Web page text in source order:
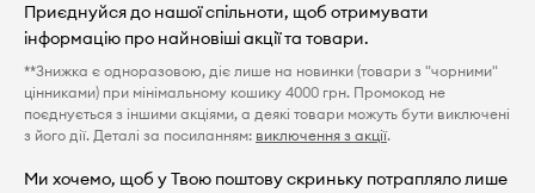
Приєднуйся до нашої спільноти, щоб отримувати
інформацію про найновіші акції та товари.
**Знижка є одноразовою, діє лише на новинки (товари з "чорними"
цінниками) при мінімальному кошику 4000 грн. Промокод не
поєднується з іншими акціями, а деякі товари можуть бути виключені
з його дії. Деталі за посиланням: виключення з акції.
Ми хочемо, щоб у Твою поштову скриньку потрапляло лише